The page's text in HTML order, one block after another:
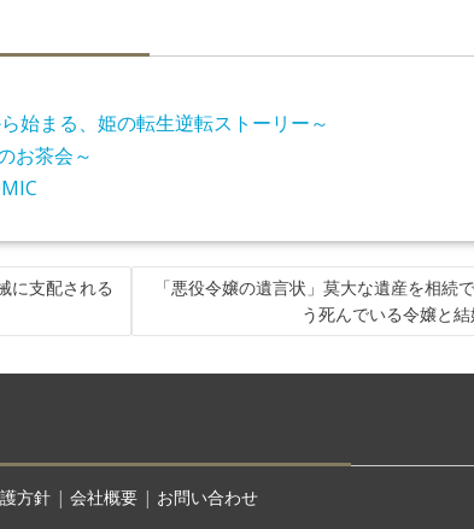
始まる、姫の転生逆転ストーリー～
お茶会～
に支配される
「悪役令嬢の遺言状」莫大な遺産を相続
う死んでいる令嬢と
方針| 会社概要| お問い合わせ